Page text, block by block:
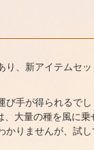
り、新アイテムセッ
手が得られるでし
、大量の種を風に乗
かりませんが、試し